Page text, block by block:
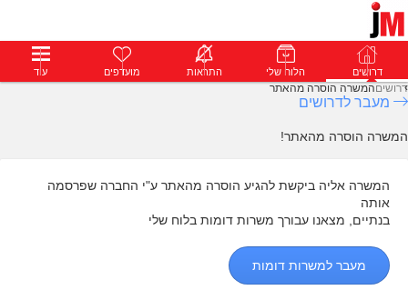
דרושים פרופילים הודעות פרימיום דרושים הלוח שלי התראות מועדפים עוד
דרושיםהמשרה הוסרה מהאתר
מעבר לדרושים
המשרה הוסרה מהאתר!
המשרה אליה ביקשת להגיע הוסרה מהאתר ע"י החברה שפרסמה
אותה
בנתיים, מצאנו עבורך משרות דומות בלוח שלי
מעבר למשרות דומות